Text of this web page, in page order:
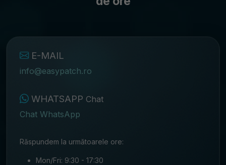
E-MAIL
info@easypatch.ro
WHATSAPP Chat
Chat WhatsApp
Răspundem la următoarele ore:
Mon/Fri: 9:30 - 17:30